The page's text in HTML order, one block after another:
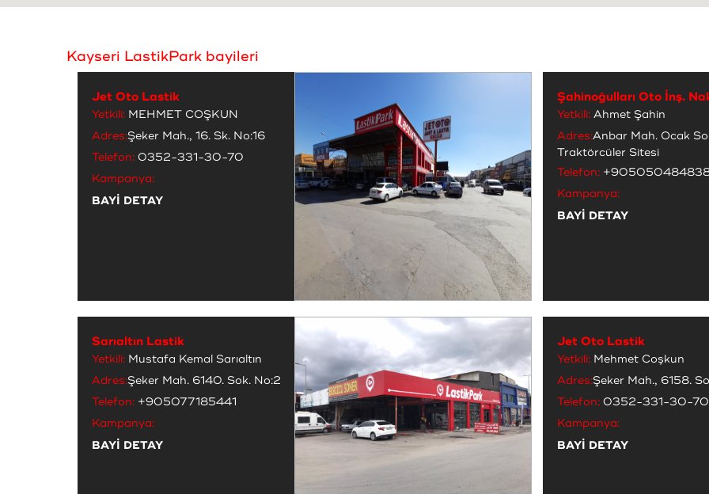
Kayseri LastikPark bayileri
Jet Oto Lastik
Yetkili: MEHMET COŞKUN
Adres:Şeker Mah., 16. Sk. No:16
Telefon: 0352-331-30-70
Kampanya:
BAYİ DETAY
Şahinoğulları Oto İnş.
Yetkili: Ahmet Şahin
Adres:Anbar Mah. Ocak
Traktörcüler Sitesi
Telefon:
Kampanya:
BAYİ DETAY
Sarıaltın Lastik
Yetkili: Mustafa Kemal Sarıaltın
Adres:Şeker Mah. 6140. Sok. No:2
Telefon: +905077185441
Kampanya:
BAYİ DETAY
Jet Oto Lastik
Yetkili: Mehmet Coşkun
Adres:Şeker Mah., 6158.
Telefon: 0352-331-30-70
Kampanya:
BAYİ DETAY